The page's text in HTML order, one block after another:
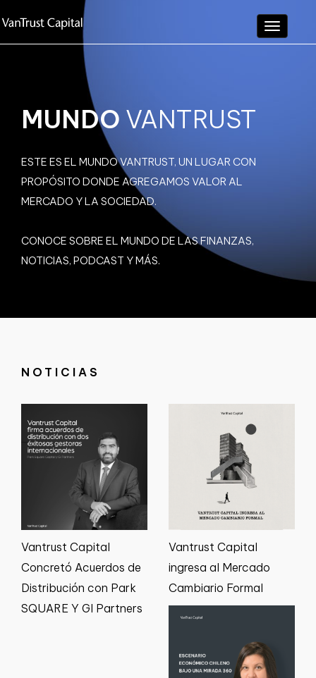
Toggle
MUNDO VANTRUST
ESTE ES EL MUNDO VANTRUST, UN LUGAR CON
PROPÓSITO DONDE AGREGAMOS VALOR AL
MERCADO Y LA SOCIEDAD.
CONOCE SOBRE EL MUNDO DE LAS FINANZAS,
NOTICIAS, PODCAST Y MÁS.
NOTICIAS
Vantrust Capital
Concretó Acuerdos de
Distribución con Park
SQUARE Y GI Partners
Vantrust Capital
ingresa al Mercado
Cambiario Formal